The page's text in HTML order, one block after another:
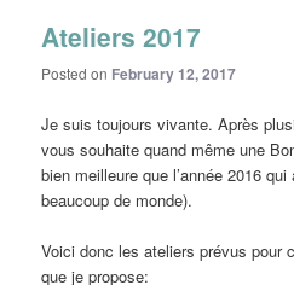
Ateliers 2017
Posted on February 12, 2017
Je suis toujours vivante. Après
vous souhaite quand même une
bien meilleure que l’année 2016
beaucoup de monde).
Voici donc les ateliers prévus pour
que je propose: